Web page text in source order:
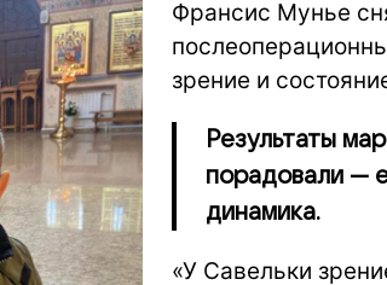
Франсис Мунье
зрение и
Результаты
порадовали —
динамика.
«У Савельки